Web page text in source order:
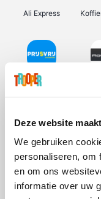
Deze website
We gebruiken
personaliseren, om
en om ons
informatie over uw
Ali Express
Prijsvrij
Vidaxl